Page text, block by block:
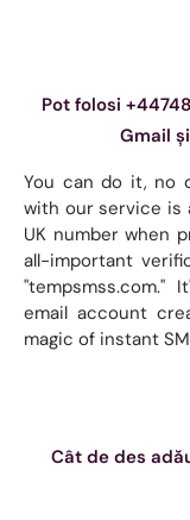
Pot folosi
Gmail
You can do it, no
with our service is
UK number when
all-important
email account
magic of instant
Cât de des